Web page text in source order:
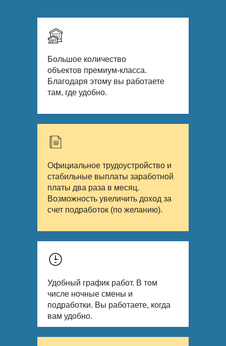
Большое количество
объектов премиум-класса.
Благодаря этому вы работаете
там, где удобно.
Официальное трудоустройство и
стабильные выплаты заработной
платы два раза в месяц.
Возможность увеличить доход за
счет подработок (по желанию).
Удобный график работ. В том
числе ночные смены и
подработки. Вы работаете, когда
вам удобно.